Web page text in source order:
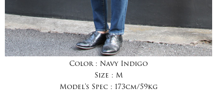
Color : Navy Indigo
Size : M
Model's Spec : 173cm/59kg